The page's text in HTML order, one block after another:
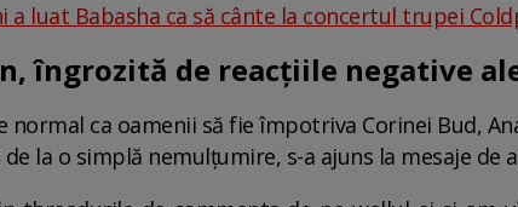
a luat Babasha ca să cânte la concertul trupei
îngrozită de reacțiile negative
normal ca oamenii să fie împotriva Corinei Bud,
la o simplă nemulțumire, s-a ajuns la mesaje